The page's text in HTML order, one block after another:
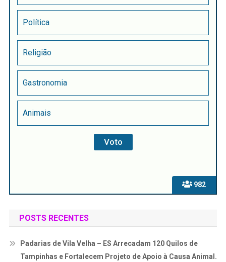
982
Política
Religião
Gastronomia
Animais
POSTS RECENTES
Padarias de Vila Velha – ES Arrecadam 120 Quilos de
Tampinhas e Fortalecem Projeto de Apoio à Causa Animal.